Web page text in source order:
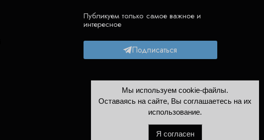
Публикуем только самое важное и
интересное
Подписаться
Мы используем cookie-файлы.
Оставаясь на сайте, Вы соглашаетесь на их
использование.
Я согласен